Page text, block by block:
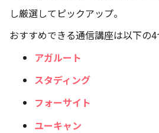
し厳選してピックアップ。
おすすめできる通信講座は以下の4
アガルート
スタディング
フォーサイト
ユーキャン